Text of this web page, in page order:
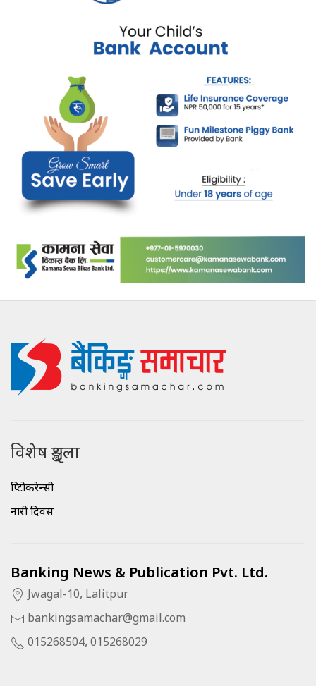
विशेष शृङ्खला
क्रिप्टोकरेन्सी
नारी दिवस
Banking News & Publication Pvt. Ltd.
Jwagal-10, Lalitpur
bankingsamachar@gmail.com
015268504, 015268029